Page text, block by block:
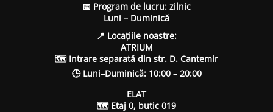
📅 Program de lucru: zilnic
Luni – Duminică
📍 Locațiile noastre:
ATRIUM
🗺 Intrare separată din str. D. Cantemir
🕒 Luni–Duminică: 10:00 – 20:00
ELAT
🗺 Etaj 0, butic 019